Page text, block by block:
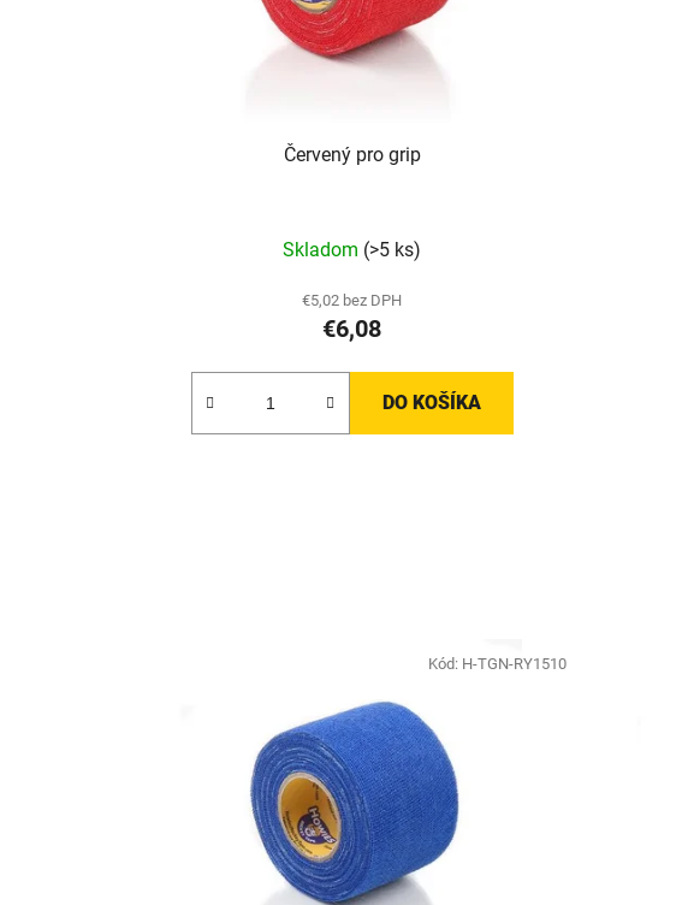
Červený pro grip
hodnotenie
produktu
je
Skladom (>5 ks)
€5,02 bez DPH
€6,08
DO KOŠÍKA
Kód: H-TGN-RY1510